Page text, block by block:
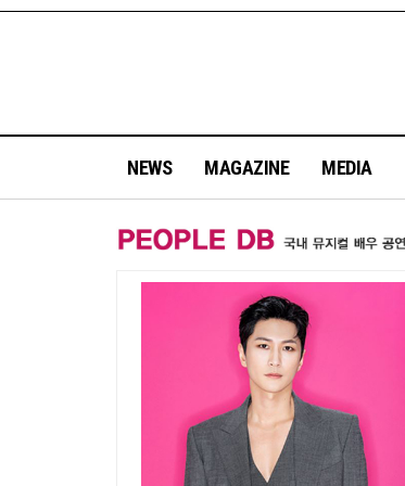
NEWS MAGAZINE MEDIA